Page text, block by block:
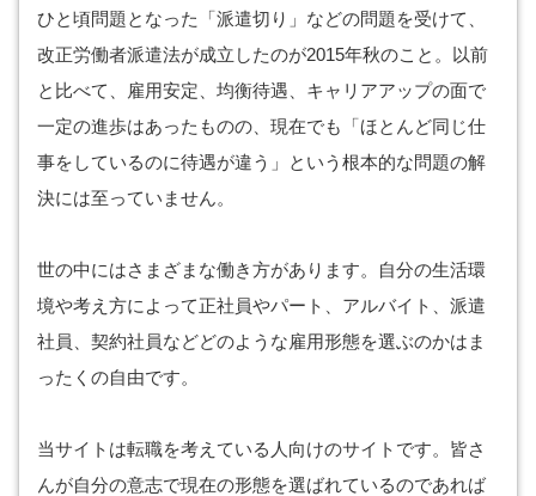
ひと頃問題となった「派遣切り」などの問題を受けて、
改正労働者派遣法が成立したのが2015年秋のこと。以前
と比べて、雇用安定、均衡待遇、キャリアアップの面で
一定の進歩はあったものの、現在でも「ほとんど同じ仕
事をしているのに待遇が違う」という根本的な問題の解
決には至っていません。
世の中にはさまざまな働き方があります。自分の生活環
境や考え方によって正社員やパート、アルバイト、派遣
社員、契約社員などどのような雇用形態を選ぶのかはま
ったくの自由です。
当サイトは転職を考えている人向けのサイトです。皆さ
んが自分の意志で現在の形態を選ばれているのであれば